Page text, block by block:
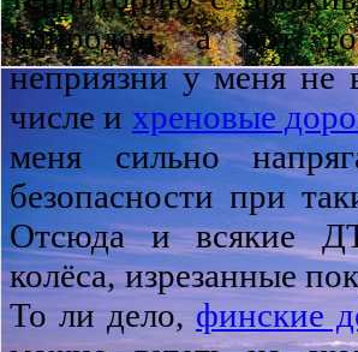
природой, а вот
неприязни у меня не
числе и хреновые
меня сильно
безопасности при
Отсюда и всякие
колёса, изрезанные
То ли дело, финские